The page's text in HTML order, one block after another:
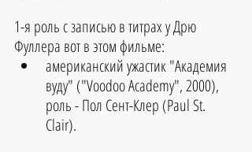
1-я роль с записью в титрах у Дрю
Фуллера вот в этом фильме:
американский ужастик "Академия
вуду" ("Voodoo Academy", 2000),
роль - Пол Сент-Клер (Paul St.
Clair).